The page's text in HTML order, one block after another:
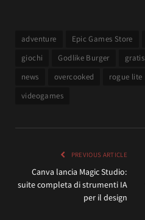
adventure Epic Games Store
giochi
Godlike Burger gratis
news
overcooked rogue lite
videogames
PREVIOUS ARTICLE
Canva lancia Magic Studio:
suite completa di strumenti IA
per il design